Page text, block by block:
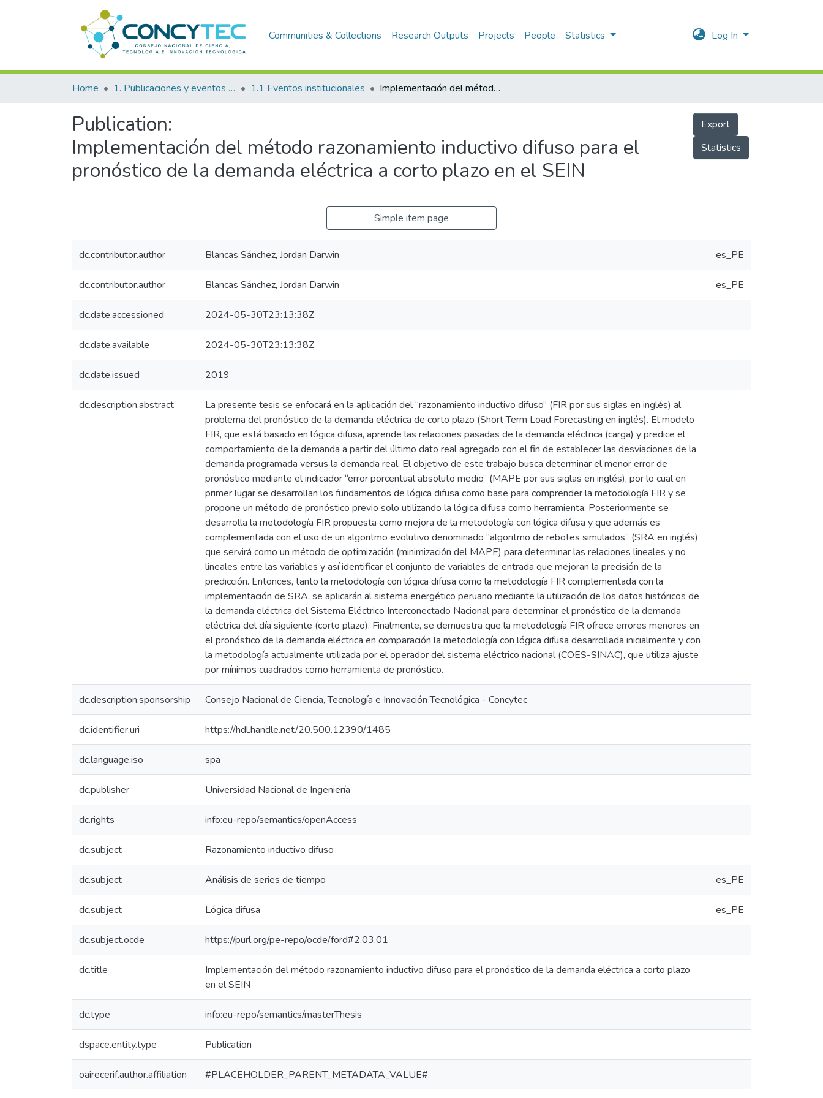
Communities & Collections Research Outputs Projects People Statistics Log In
Home 1. Publicaciones y eventos institucionales 1.1 Eventos institucionales Implementación del método razonamiento inductivo difuso para el pronóstico de la demanda eléctrica a corto plazo en el SEIN
Publication:
Implementación del método razonamiento inductivo difuso para el
pronóstico de la demanda eléctrica a corto plazo en el SEIN
Export
Statistics
Simple item page
dc.contributor.author Blancas Sánchez, Jordan Darwin es_PE
dc.contributor.author Blancas Sánchez, Jordan Darwin es_PE
dc.date.accessioned 2024-05-30T23:13:38Z
dc.date.available 2024-05-30T23:13:38Z
dc.date.issued 2019
dc.description.abstract
La presente tesis se enfocará en la aplicación del “razonamiento inductivo difuso” (FIR por sus siglas en inglés) al
problema del pronóstico de la demanda eléctrica de corto plazo (Short Term Load Forecasting en inglés). El modelo
FIR, que está basado en lógica difusa, aprende las relaciones pasadas de la demanda eléctrica (carga) y predice el
comportamiento de la demanda a partir del último dato real agregado con el fin de establecer las desviaciones de la
demanda programada versus la demanda real. El objetivo de este trabajo busca determinar el menor error de
pronóstico mediante el indicador “error porcentual absoluto medio” (MAPE por sus siglas en inglés), por lo cual en
primer lugar se desarrollan los fundamentos de lógica difusa como base para comprender la metodología FIR y se
propone un método de pronóstico previo solo utilizando la lógica difusa como herramienta. Posteriormente se
desarrolla la metodología FIR propuesta como mejora de la metodología con lógica difusa y que además es
complementada con el uso de un algoritmo evolutivo denominado “algoritmo de rebotes simulados” (SRA en inglés)
que servirá como un método de optimización (minimización del MAPE) para determinar las relaciones lineales y no
lineales entre las variables y así identificar el conjunto de variables de entrada que mejoran la precisión de la
predicción. Entonces, tanto la metodología con lógica difusa como la metodología FIR complementada con la
implementación de SRA, se aplicarán al sistema energético peruano mediante la utilización de los datos históricos de
la demanda eléctrica del Sistema Eléctrico Interconectado Nacional para determinar el pronóstico de la demanda
eléctrica del día siguiente (corto plazo). Finalmente, se demuestra que la metodología FIR ofrece errores menores en
el pronóstico de la demanda eléctrica en comparación la metodología con lógica difusa desarrollada inicialmente y con
la metodología actualmente utilizada por el operador del sistema eléctrico nacional (COES-SINAC), que utiliza ajuste
por mínimos cuadrados como herramienta de pronóstico.
dc.description.sponsorship Consejo Nacional de Ciencia, Tecnología e Innovación Tecnológica - Concytec
dc.identifier.uri https://hdl.handle.net/20.500.12390/1485
dc.language.iso spa
dc.publisher Universidad Nacional de Ingeniería
dc.rights info:eu-repo/semantics/openAccess
dc.subject Razonamiento inductivo difuso
dc.subject Análisis de series de tiempo es_PE
dc.subject Lógica difusa es_PE
dc.subject.ocde https://purl.org/pe-repo/ocde/ford#2.03.01
dc.title
Implementación del método razonamiento inductivo difuso para el pronóstico de la demanda eléctrica a corto plazo
en el SEIN
dc.type info:eu-repo/semantics/masterThesis
dspace.entity.type Publication
oairecerif.author.affiliation #PLACEHOLDER_PARENT_METADATA_VALUE#